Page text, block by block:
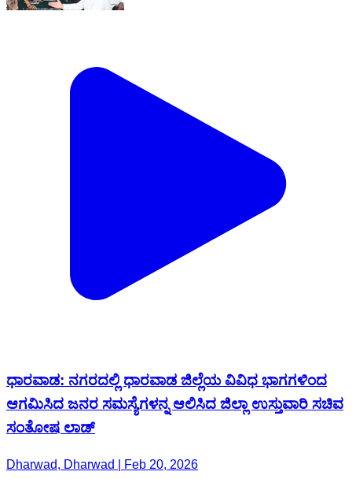
ಧಾರವಾಡ: ನಗರದಲ್ಲಿ ಧಾರವಾಡ ಜಿಲ್ಲೆಯ ವಿವಿಧ ಭಾಗಗಳಿಂದ
ಆಗಮಿಸಿದ ಜನರ ಸಮಸ್ಯೆಗಳನ್ನ ಆಲಿಸಿದ ಜಿಲ್ಲಾ ಉಸ್ತುವಾರಿ ಸಚಿವ
ಸಂತೋಷ ಲಾಡ್
Dharwad, Dharwad | Feb 20, 2026